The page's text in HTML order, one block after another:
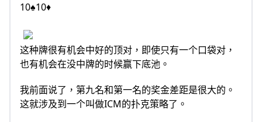
10♠10♦
这种牌很有机会中好的顶对，即使只有一个口袋对，
也有机会在没中牌的时候赢下底池。
我前面说了，第九名和第一名的奖金差距是很大的。
这就涉及到一个叫做ICM的扑克策略了。